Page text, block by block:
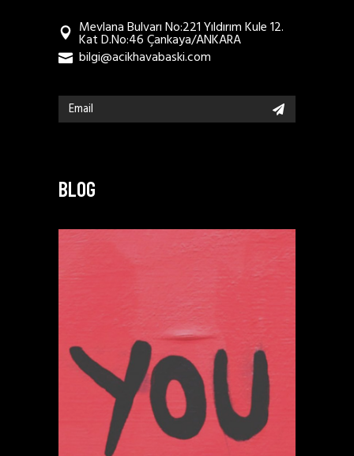
Mevlana Bulvarı No:221 Yıldırım Kule 12.
Kat D.No:46 Çankaya/ANKARA
bilgi@acikhavabaski.com
BLOG